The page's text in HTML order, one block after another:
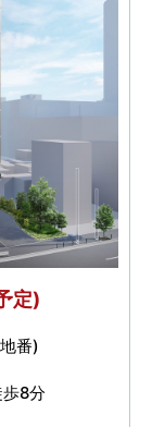
定)
番)
8分